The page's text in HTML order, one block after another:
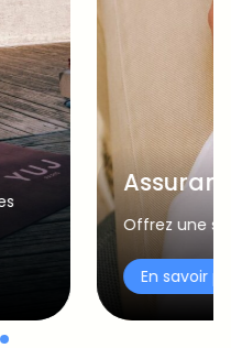
à vos assurés.